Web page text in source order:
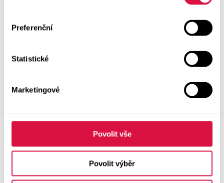
Preferenční
Statistické
Marketingové
Povolit vše
Povolit výběr
Boty GEOX
Pásky